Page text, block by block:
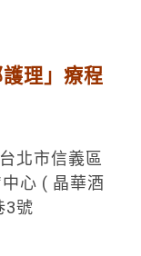
理」療程
北市信義區
心 ( 晶華酒
3號